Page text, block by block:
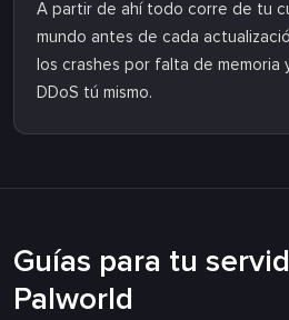
A partir de ahí todo corre de tu
mundo antes de cada
los crashes por falta de memoria
DDoS tú mismo.
Guías para tu
Palworld